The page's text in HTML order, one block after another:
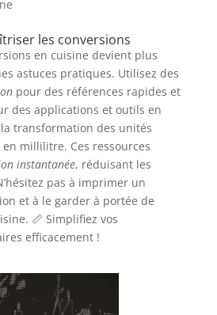
les conversions
en cuisine devient plus
astuces pratiques. Utilisez des
pour des références rapides et
des applications et outils en
transformation des unités
millilitre. Ces ressources
instantanée, réduisant les
pas à imprimer un
et à le garder à portée de
📏 Simplifiez vos
efficacement !